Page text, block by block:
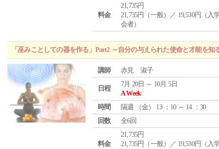
料金
21,735円
21,735円（一般）／ 19,530円（入
会者）
「巫みことしての器を作る」Part2 ～自分の与えられた使命と才能を知
講師 赤見 淑子
日程
7月 20日 ～ 10月 5日
A Week
時間
隔週 （金） 13 ：10 ～ 14 ：30
回数
全6回
料金
21,735円
21,735円（一般）／ 19,530円（入